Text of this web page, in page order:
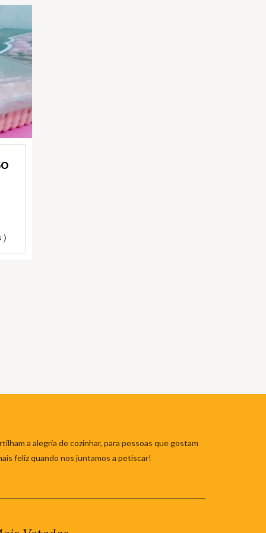
)
a alegria de cozinhar, para pessoas que gostam
feliz quando nos juntamos a petiscar!